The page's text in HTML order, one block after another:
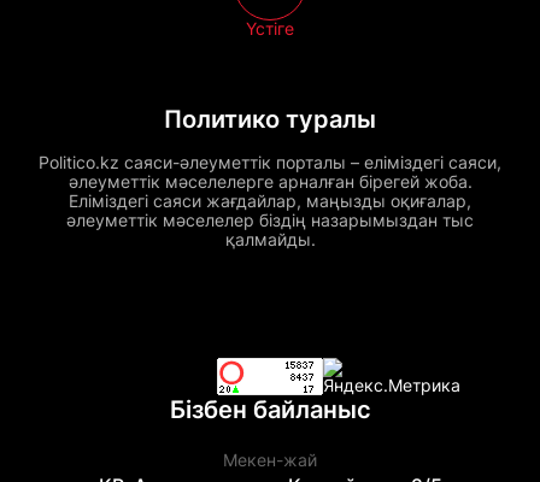
Политико туралы
Politico.kz саяси-әлеуметтік порталы – еліміздегі саяси,
әлеуметтік мәселелерге арналған бірегей жоба.
Еліміздегі саяси жағдайлар, маңызды оқиғалар,
әлеуметтік мәселелер біздің назарымыздан тыс
қалмайды.
Үстіге
Бізбен байланыс
Мекен-жай